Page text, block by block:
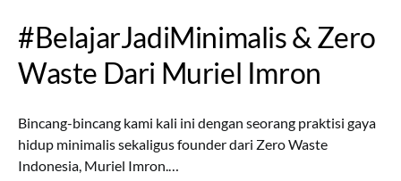
#BelajarJadiMinimalis & Zero
Waste Dari Muriel Imron
Bincang-bincang kami kali ini dengan seorang praktisi gaya
hidup minimalis sekaligus founder dari Zero Waste
Indonesia, Muriel Imron.…